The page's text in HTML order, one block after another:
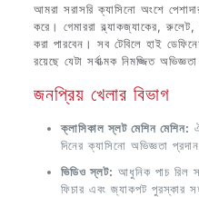
আমরা সরাসরি ক্যাসিনো অংশে
করে। গেমাররা ব্ল্যাকজ্যাকের, রুলেট,
করা পারবেন। সব টেবিলে হাই
রয়েছে যেটা সর্বাত্মক নিমজ্জিত
জনপ্রিয় খেলার বিভাগ
ক্লাসিকাল স্লট মেশিন মেশিন:
দিনের ক্যাসিনো অভিজ্ঞতা
ভিডিও স্লট: আধুনিক পাচ রিল
ফিচার এবং জ্যাকপট পুরস্কার